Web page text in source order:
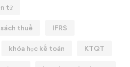
tử
thuế IFRS
khóa học kế toán KTQT